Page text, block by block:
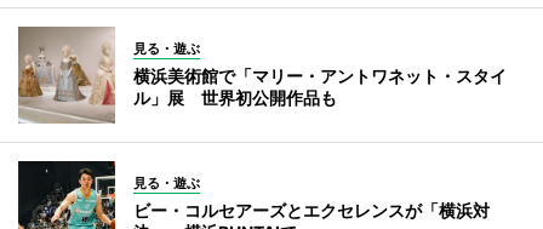
見る・遊ぶ
横浜美術館で「マリー・アントワネット・スタイ
ル」展 世界初公開作品も
見る・遊ぶ
ビー・コルセアーズとエクセレンスが「横浜対